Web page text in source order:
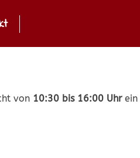
von 10:30 bis 16:00 Uhrein